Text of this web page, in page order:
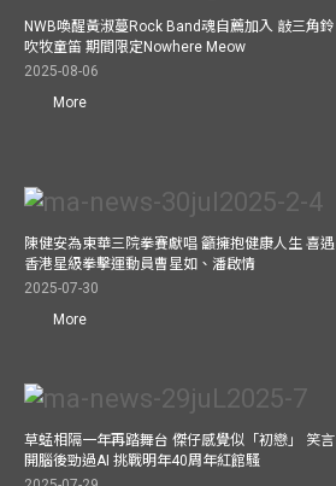
NWB喚醒黃淑蔓Rock Band魂自薦加入 敲三角鈴
吹牧童笛 期間限定Nowhere Meow
2025-08-06
More
陳健安為東華三院拳賽獻唱 籲擁抱健康人生 喜遇
香港星級拳擊運動員曹星如、潘啟情
2025-07-30
More
草蜢相隔一年再踏舞台 傑仔感覺似「初戀」 笑言
開腦後勁過AI 挑戰明年40周年紅館騷